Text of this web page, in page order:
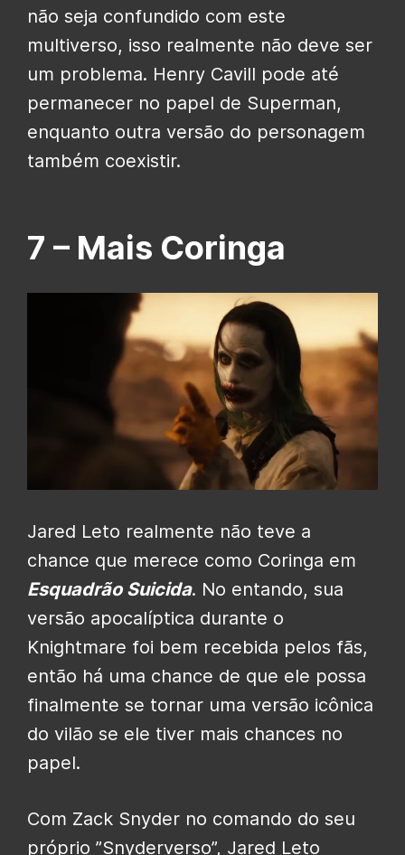
não seja confundido com este
multiverso, isso realmente não deve ser
um problema. Henry Cavill pode até
permanecer no papel de Superman,
enquanto outra versão do personagem
também coexistir.
7 – Mais Coringa
Jared Leto realmente não teve a
chance que merece como Coringa em
Esquadrão Suicida. No entando, sua
versão apocalíptica durante o
Knightmare foi bem recebida pelos fãs,
então há uma chance de que ele possa
finalmente se tornar uma versão icônica
do vilão se ele tiver mais chances no
papel.
Com Zack Snyder no comando do seu
próprio ”Snyderverso”, Jared Leto